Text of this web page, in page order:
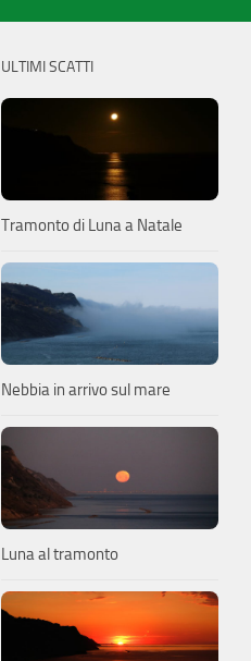
ULTIMI SCATTI
Tramonto di Luna a Natale
Nebbia in arrivo sul mare
Luna al tramonto